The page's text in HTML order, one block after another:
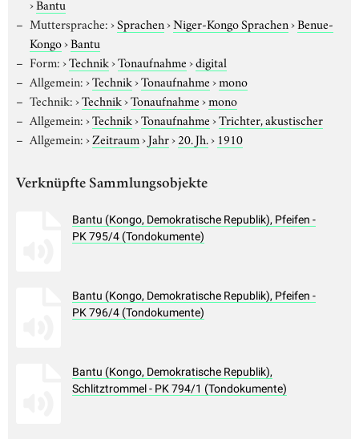
›Bantu
Muttersprache:›Sprachen›Niger-Kongo Sprachen›Benue-
Kongo›Bantu
Form:›Technik›Tonaufnahme›digital
Allgemein:›Technik›Tonaufnahme›mono
Technik:›Technik›Tonaufnahme›mono
Allgemein:›Technik›Tonaufnahme›Trichter, akustischer
Allgemein:›Zeitraum›Jahr›20. Jh.› 1910
Verknüpfte Sammlungsobjekte
Bantu (Kongo, Demokratische Republik), Pfeifen -
PK 795/4 (Tondokumente)
Bantu (Kongo, Demokratische Republik), Pfeifen -
PK 796/4 (Tondokumente)
Bantu (Kongo, Demokratische Republik),
Schlitztrommel - PK 794/1 (Tondokumente)